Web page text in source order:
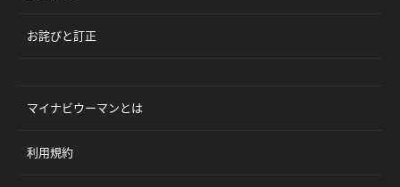
お詫びと訂正
マイナビウーマンとは
利用規約